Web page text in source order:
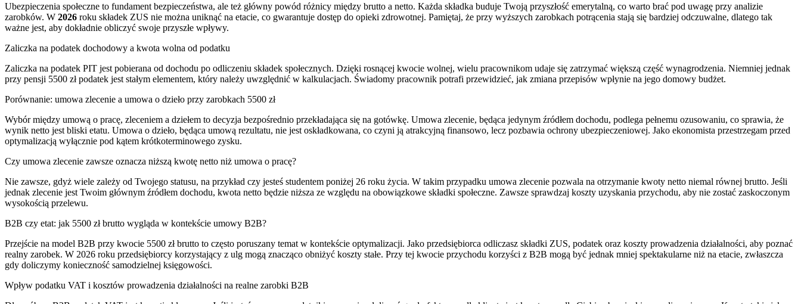
Ubezpieczenia społeczne to fundament bezpieczeństwa, ale też główny powód różnicy między brutto a netto. Każda składka buduje Twoją przyszłość emerytalną, co warto brać pod uwagę przy analizie
zarobków. W 2026 roku składek ZUS nie można uniknąć na etacie, co gwarantuje dostęp do opieki zdrowotnej. Pamiętaj, że przy wyższych zarobkach potrącenia stają się bardziej odczuwalne, dlatego tak
ważne jest, aby dokładnie obliczyć swoje przyszłe wpływy.
Zaliczka na podatek dochodowy a kwota wolna od podatku
Zaliczka na podatek PIT jest pobierana od dochodu po odliczeniu składek społecznych. Dzięki rosnącej kwocie wolnej, wielu pracownikom udaje się zatrzymać większą część wynagrodzenia. Niemniej jednak
przy pensji 5500 zł podatek jest stałym elementem, który należy uwzględnić w kalkulacjach. Świadomy pracownik potrafi przewidzieć, jak zmiana przepisów wpłynie na jego domowy budżet.
Porównanie: umowa zlecenie a umowa o dzieło przy zarobkach 5500 zł
Wybór między umową o pracę, zleceniem a dziełem to decyzja bezpośrednio przekładająca się na gotówkę. Umowa zlecenie, będąca jedynym źródłem dochodu, podlega pełnemu ozusowaniu, co sprawia, że
wynik netto jest bliski etatu. Umowa o dzieło, będąca umową rezultatu, nie jest oskładkowana, co czyni ją atrakcyjną finansowo, lecz pozbawia ochrony ubezpieczeniowej. Jako ekonomista przestrzegam przed
optymalizacją wyłącznie pod kątem krótkoterminowego zysku.
Czy umowa zlecenie zawsze oznacza niższą kwotę netto niż umowa o pracę?
Nie zawsze, gdyż wiele zależy od Twojego statusu, na przykład czy jesteś studentem poniżej 26 roku życia. W takim przypadku umowa zlecenie pozwala na otrzymanie kwoty netto niemal równej brutto. Jeśli
jednak zlecenie jest Twoim głównym źródłem dochodu, kwota netto będzie niższa ze względu na obowiązkowe składki społeczne. Zawsze sprawdzaj koszty uzyskania przychodu, aby nie zostać zaskoczonym
wysokością przelewu.
B2B czy etat: jak 5500 zł brutto wygląda w kontekście umowy B2B?
Przejście na model B2B przy kwocie 5500 zł brutto to często poruszany temat w kontekście optymalizacji. Jako przedsiębiorca odliczasz składki ZUS, podatek oraz koszty prowadzenia działalności, aby poznać
realny zarobek. W 2026 roku przedsiębiorcy korzystający z ulg mogą znacząco obniżyć koszty stałe. Przy tej kwocie przychodu korzyści z B2B mogą być jednak mniej spektakularne niż na etacie, zwłaszcza
gdy doliczymy konieczność samodzielnej księgowości.
Wpływ podatku VAT i kosztów prowadzenia działalności na realne zarobki B2B